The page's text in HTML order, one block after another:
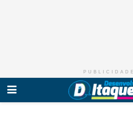
PUBLICIDADE